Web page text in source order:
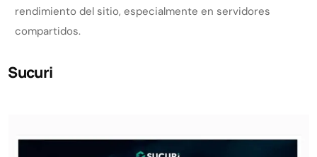
rendimiento del sitio, especialmente en servidores
compartidos.
Sucuri